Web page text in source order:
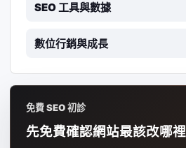
SEO 工具與數據
數位行銷與成長
免費 SEO 初診
先免費確認網站最該改哪裡